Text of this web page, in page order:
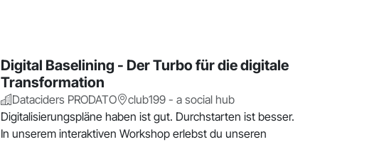
Digital Baselining - Der Turbo für die digitale
Transformation
Dataciders PRODATO
club199 - a social hub
Digitalisierungspläne haben ist gut. Durchstarten ist besser.
In unserem interaktiven Workshop erlebst du unseren